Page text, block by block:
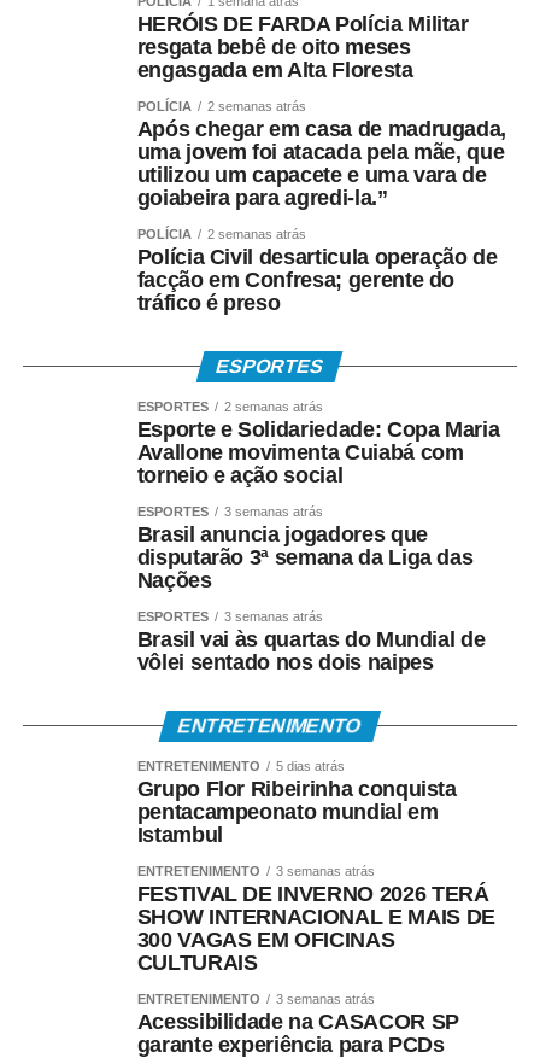
“Entre a entrevista e a
votação, eleitores
mudam de opinião,
deixam de votar ou
alteram seu
comportamento. Exigir
que uma pesquisa
acerte o resultado é
bola de cristal”, afirmou
a entidade.
A ABEP também demostrou preocupação com a intenção
da Justiça Eleitoral de “assumir o papel de árbitro” da
qualidade das pesquisas.
“Entendemos que iniciativas dessa natureza precisam ser
construídas em diálogo com a comunidade científica e
com os institutos de pesquisa, para que não acabem
estimulando práticas oportunistas e desvalorizando o
rigor metodológico que deve orientar toda pesquisa
séria”, completou.
COMENTE ABAIXO:
WhatsApp
Facebook
Twitter
Messenger
LinkedIn
Share
HERÓIS DE FARDA Polícia Militar
resgata bebê de oito meses
engasgada em Alta Floresta
POLÍCIA 2 semanas atrás
Após chegar em casa de madrugada,
uma jovem foi atacada pela mãe, que
utilizou um capacete e uma vara de
goiabeira para agredi-la.”
POLÍCIA 2 semanas atrás
Polícia Civil desarticula operação de
facção em Confresa; gerente do
tráfico é preso
ESPORTES
ESPORTES 2 semanas atrás
Esporte e Solidariedade: Copa Maria
Avallone movimenta Cuiabá com
torneio e ação social
ESPORTES 3 semanas atrás
Brasil anuncia jogadores que
disputarão 3ª semana da Liga das
Nações
ESPORTES 3 semanas atrás
Brasil vai às quartas do Mundial de
vôlei sentado nos dois naipes
ENTRETENIMENTO
ENTRETENIMENTO 5 dias atrás
Grupo Flor Ribeirinha conquista
pentacampeonato mundial em
Istambul
ENTRETENIMENTO 3 semanas atrás
FESTIVAL DE INVERNO 2026 TERÁ
SHOW INTERNACIONAL E MAIS DE
300 VAGAS EM OFICINAS
CULTURAIS
ENTRETENIMENTO 3 semanas atrás
Acessibilidade na CASACOR SP
garante experiência para PCDs